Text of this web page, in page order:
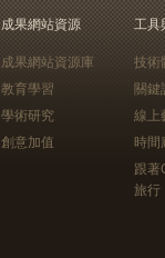
成果網站資源
成果網站資源庫
教育學習
學術研究
創意加值
工具
技術
關鍵
線上
時間
跟
旅行